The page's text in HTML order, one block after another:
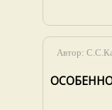
Автор: